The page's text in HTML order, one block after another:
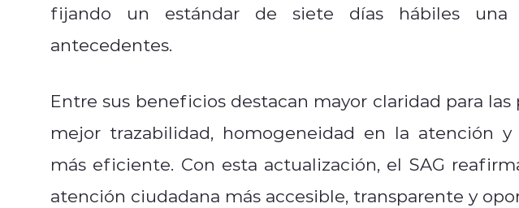
fijando un estándar de siete días hábiles una
antecedentes.
Entre sus beneficios destacan mayor claridad para las
mejor trazabilidad, homogeneidad en la atención
más eficiente. Con esta actualización, el SAG
atención ciudadana más accesible, transparente y